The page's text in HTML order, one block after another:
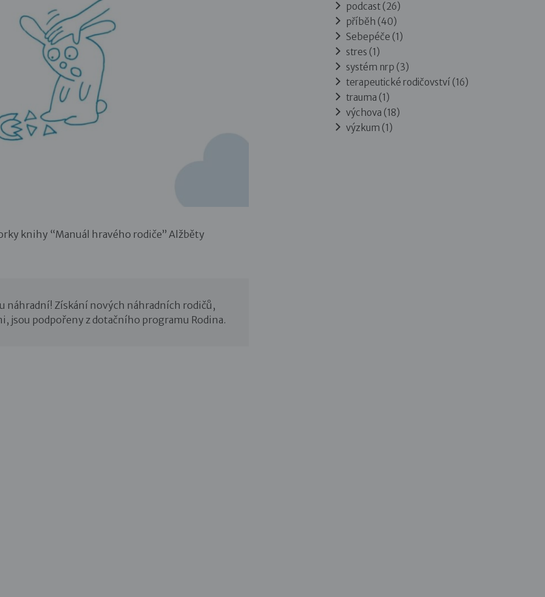
knihy “Manuál hravého rodiče” Alžběty
Získání nových náhradních rodičů,
jsou podpořeny z dotačního programu Rodina.
podcast (26)
příběh (40)
Sebepéče (1)
stres (1)
systém nrp (3)
terapeutické rodičovství (16)
trauma (1)
výchova (18)
výzkum (1)